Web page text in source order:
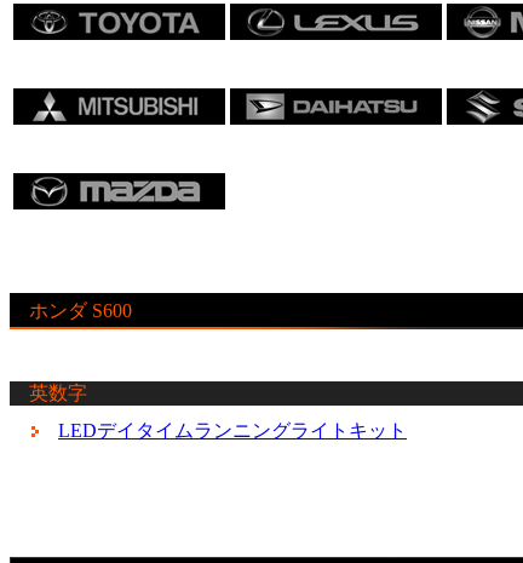
ホンダ S600
英数字
LEDデイタイムランニングライトキット